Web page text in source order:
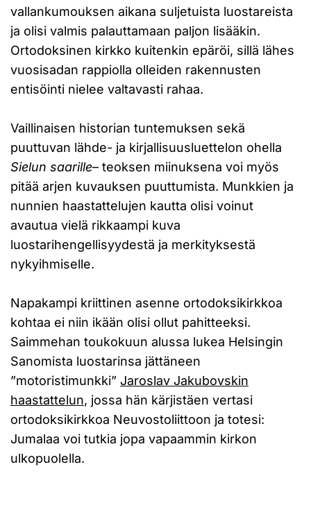
vallankumouksen aikana suljetuista luostareista
ja olisi valmis palauttamaan paljon lisääkin.
Ortodoksinen kirkko kuitenkin epäröi, sillä lähes
vuosisadan rappiolla olleiden rakennusten
entisöinti nielee valtavasti rahaa.
Vaillinaisen historian tuntemuksen sekä
puuttuvan lähde- ja kirjallisuusluettelon ohella
Sielun saarille– teoksen miinuksena voi myös
pitää arjen kuvauksen puuttumista. Munkkien ja
nunnien haastattelujen kautta olisi voinut
avautua vielä rikkaampi kuva
luostarihengellisyydestä ja merkityksestä
nykyihmiselle.
Napakampi kriittinen asenne ortodoksikirkkoa
kohtaa ei niin ikään olisi ollut pahitteeksi.
Saimmehan toukokuun alussa lukea Helsingin
Sanomista luostarinsa jättäneen
”motoristimunkki” Jaroslav Jakubovskin
haastattelun, jossa hän kärjistäen vertasi
ortodoksikirkkoa Neuvostoliittoon ja totesi:
Jumalaa voi tutkia jopa vapaammin kirkon
ulkopuolella.